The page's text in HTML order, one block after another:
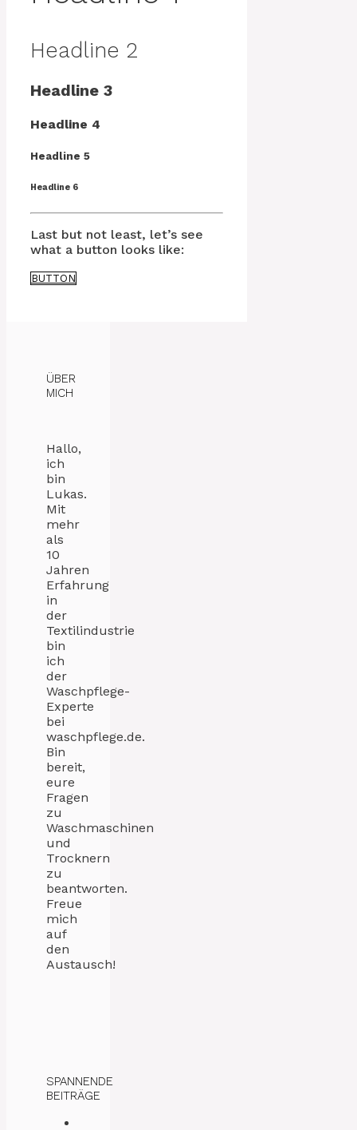
Headline 2
Headline 3
Headline 4
Headline 5
Headline 6
Last but not least, let’s see
what a button looks like:
BUTTON
ÜBER
MICH
Hallo,
ich
bin
Lukas.
Mit
mehr
als
10
Jahren
Erfahrung
in
der
Textilindustrie
bin
ich
der
Waschpflege-
Experte
bei
waschpflege.de.
Bin
bereit,
eure
Fragen
zu
Waschmaschinen
und
Trocknern
zu
beantworten.
Freue
mich
auf
den
Austausch!
SPANNENDE
BEITRÄGE